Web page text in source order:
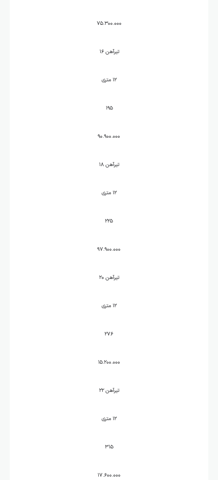
۷۵.۳۰۰.۰۰۰
تیرآهن ۱۶
۱۲ متری
۱۹۵
۹۰.۹۰۰.۰۰۰
تیرآهن ۱۸
۱۲ متری
۲۲۵
۹۷.۹۰۰.۰۰۰
تیرآهن ۲۰
۱۲ متری
۲۷۶
۱۵.۲۰۰.۰۰۰
تیرآهن ۲۲
۱۲ متری
۳۱۵
۱۷.۶۰۰.۰۰۰